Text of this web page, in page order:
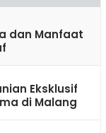
dan Manfaat
Eksklusif
di Malang